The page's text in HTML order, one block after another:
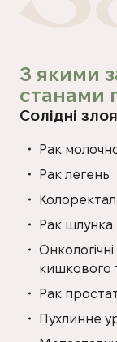
З якими
станами
Солідні
Рак
Рак легень
Рак шлунка
кишкового
Рак
Пухлинне